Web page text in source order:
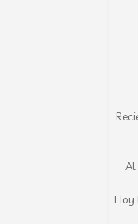
Al
Hoy